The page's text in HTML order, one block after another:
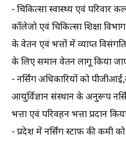
- चिकित्सा स्वास्थ्य एवं परिवार
कॉलेजो एवं चिकित्सा शिक्षा
के वेतन एवं भत्तों में व्याप्त
के लिए समान वेतन लागू किया
- नर्सिंग अधिकारियों को
आयुर्विज्ञान संस्थान के अनुरूप
भत्ता एवं परिवहन भत्ता प्रदान
- प्रदेश में नर्सिंग स्टाफ की कमी